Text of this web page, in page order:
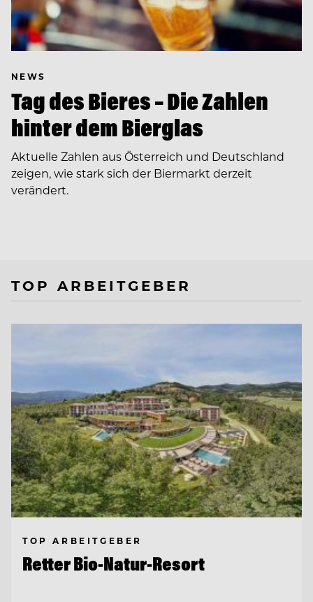
NEWS
Tag des Bieres – Die Zahlen
hinter dem Bierglas
Aktuelle Zahlen aus Österreich und Deutschland
zeigen, wie stark sich der Biermarkt derzeit
verändert.
TOP ARBEITGEBER
TOP ARBEITGEBER
Retter Bio-Natur-Resort